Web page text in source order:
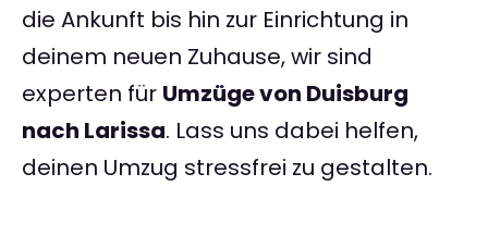
die Ankunft bis hin zur Einrichtung in
deinem neuen Zuhause, wir sind
experten für Umzüge von Duisburg
nach Larissa. Lass uns dabei helfen,
deinen Umzug stressfrei zu gestalten.